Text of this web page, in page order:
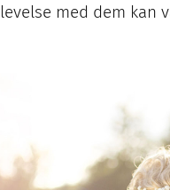
med dem kan